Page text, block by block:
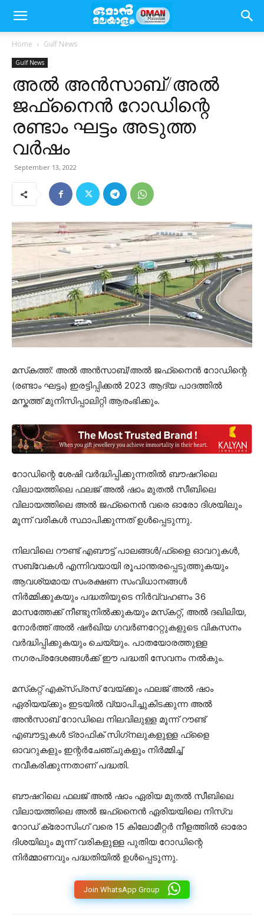
Home Gulf News
Gulf News
അൽ അൻസാബ്/അൽ
ജഫ്‌നൈൻ റോഡിന്റെ
രണ്ടാം ഘട്ടം അടുത്ത
വർഷം
September 13, 2022
മസ്‌കത്ത്: അൽ അൻസാബ്/അൽ ജഫ്‌നൈൻ റോഡിന്റെ
(രണ്ടാം ഘട്ടം) ഇരട്ടിപ്പിക്കൽ 2023 ആദ്യ പാദത്തിൽ
മസ്കത്ത് മുനിസിപ്പാലിറ്റി ആരംഭിക്കും.
റോഡിന്റെ ശേഷി വർദ്ധിപ്പിക്കുന്നതിൽ ബൗഷറിലെ
വിലായത്തിലെ ഫലജ് അൽ ഷാം മുതൽ സീബിലെ
വിലായത്തിലെ അൽ ജഫ്‌നൈൻ വരെ ഓരോ ദിശയിലും
മൂന്ന് വരികൾ സ്ഥാപിക്കുന്നത് ഉൾപ്പെടുന്നു.
നിലവിലെ റൗണ്ട് എബൗട്ട് പാലങ്ങൾ/ഫ്‌ളൈ ഓവറുകൾ,
സബ്‌വേകൾ എന്നിവയായി രൂപാന്തരപ്പെടുത്തുകയും
ആവശ്യമായ സംരക്ഷണ സംവിധാനങ്ങൾ
നിർമ്മിക്കുകയും പദ്ധതിയുടെ നിർവ്വഹണം 36
മാസത്തേക്ക് നീണ്ടുനിൽക്കുകയും മസ്‌കറ്റ്, അൽ ദഖിലിയ,
നോർത്ത് അൽ ഷർഖിയ ഗവർണറേറ്റുകളുടെ വികസനം
വർദ്ധിപ്പിക്കുകയും ചെയ്യും. പാതയോരത്തുള്ള
നഗരപ്രദേശങ്ങൾക്ക് ഈ പദ്ധതി സേവനം നൽകും.
മസ്‌കറ്റ് എക്‌സ്‌പ്രസ് വേയ്ക്കും ഫലജ് അൽ ഷാം
ഏരിയയ്ക്കും ഇടയിൽ വ്യാപിച്ചുകിടക്കുന്ന അൽ
അൻസാബ് റോഡിലെ നിലവിലുള്ള മൂന്ന് റൗണ്ട്
എബൗട്ടുകൾ ട്രാഫിക് സിഗ്‌നലുകളുള്ള ഫ്‌ളൈ
ഓവറുകളും ഇന്റർചേഞ്ചുകളും നിർമ്മിച്ച്
നവീകരിക്കുന്നതാണ് പദ്ധതി.
ബൗഷറിലെ ഫലജ് അൽ ഷാം ഏരിയ മുതൽ സീബിലെ
വിലായത്തിലെ അൽ ജഫ്‌നൈൻ ഏരിയയിലെ നിസ്‌വ
റോഡ് ക്രോസിംഗ് വരെ 15 കിലോമീറ്റർ നീളത്തിൽ ഓരോ
ദിശയിലും മൂന്ന് വരികളുള്ള പുതിയ റോഡിന്റെ
നിർമ്മാണവും പദ്ധതിയിൽ ഉൾപ്പെടുന്നു.
Join WhatsApp Group